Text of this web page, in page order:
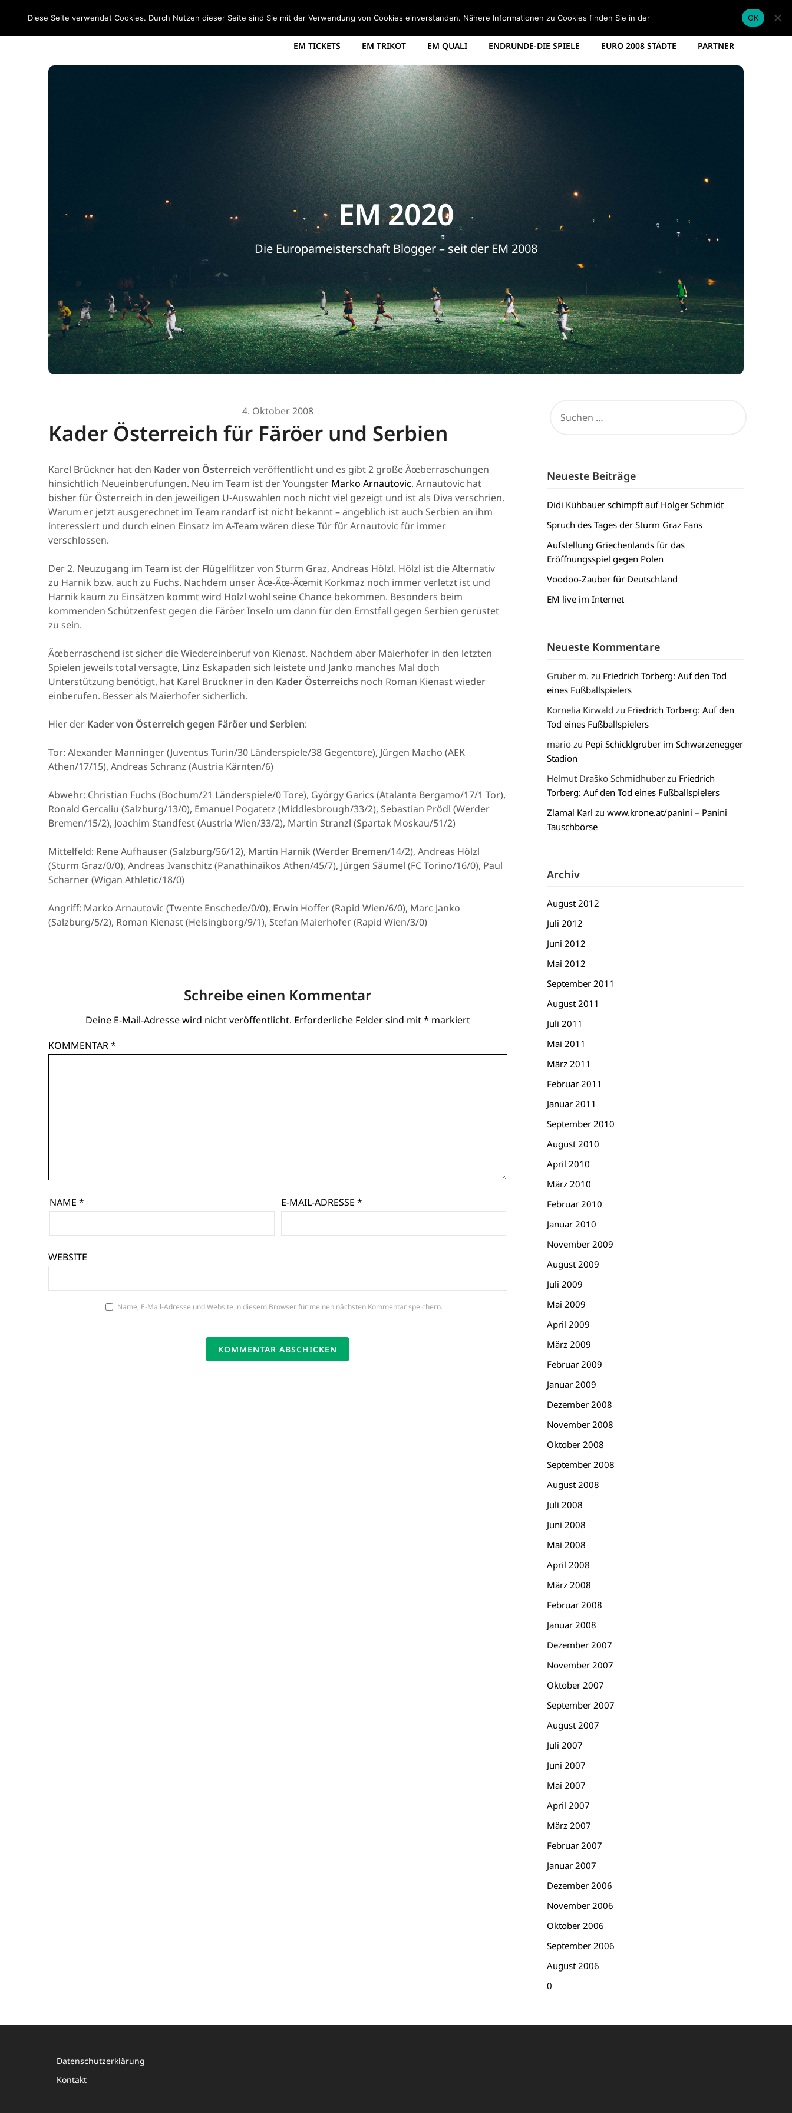
EM 2020 STARTSEITE EM 2008 TABELLE EM 2012 GRUPPEN EM KADER DEUTSCHLAND
EM TICKETS EM TRIKOT EM QUALI ENDRUNDE-DIE SPIELE EURO 2008 STÄDTE PARTNER
EM 2020
Die Europameisterschaft Blogger – seit der EM 2008
4. Oktober 2008
Kader Österreich für Färöer und Serbien
Karel Brückner hat den Kader von Österreich veröffentlicht und es gibt 2 große Ãœberraschungen
hinsichtlich Neueinberufungen. Neu im Team ist der Youngster Marko Arnautovic. Arnautovic hat
bisher für Österreich in den jeweiligen U-Auswahlen noch nicht viel gezeigt und ist als Diva verschrien.
Warum er jetzt ausgerechnet im Team randarf ist nicht bekannt – angeblich ist auch Serbien an ihm
interessiert und durch einen Einsatz im A-Team wären diese Tür für Arnautovic für immer
verschlossen.
Der 2. Neuzugang im Team ist der Flügelflitzer von Sturm Graz, Andreas Hölzl. Hölzl ist die Alternativ
zu Harnik bzw. auch zu Fuchs. Nachdem unser Ãœ-Ãœ-Ãœmit Korkmaz noch immer verletzt ist und
Harnik kaum zu Einsätzen kommt wird Hölzl wohl seine Chance bekommen. Besonders beim
kommenden Schützenfest gegen die Färöer Inseln um dann für den Ernstfall gegen Serbien gerüstet
zu sein.
Ãœberraschend ist sicher die Wiedereinberuf von Kienast. Nachdem aber Maierhofer in den letzten
Spielen jeweils total versagte, Linz Eskapaden sich leistete und Janko manches Mal doch
Unterstützung benötigt, hat Karel Brückner in den Kader Österreichs noch Roman Kienast wieder
einberufen. Besser als Maierhofer sicherlich.
Hier der Kader von Österreich gegen Färöer und Serbien:
Tor: Alexander Manninger (Juventus Turin/30 Länderspiele/38 Gegentore), Jürgen Macho (AEK
Athen/17/15), Andreas Schranz (Austria Kärnten/6)
Abwehr: Christian Fuchs (Bochum/21 Länderspiele/0 Tore), György Garics (Atalanta Bergamo/17/1 Tor),
Ronald Gercaliu (Salzburg/13/0), Emanuel Pogatetz (Middlesbrough/33/2), Sebastian Prödl (Werder
Bremen/15/2), Joachim Standfest (Austria Wien/33/2), Martin Stranzl (Spartak Moskau/51/2)
Mittelfeld: Rene Aufhauser (Salzburg/56/12), Martin Harnik (Werder Bremen/14/2), Andreas Hölzl
(Sturm Graz/0/0), Andreas Ivanschitz (Panathinaikos Athen/45/7), Jürgen Säumel (FC Torino/16/0), Paul
Scharner (Wigan Athletic/18/0)
Angriff: Marko Arnautovic (Twente Enschede/0/0), Erwin Hoffer (Rapid Wien/6/0), Marc Janko
(Salzburg/5/2), Roman Kienast (Helsingborg/9/1), Stefan Maierhofer (Rapid Wien/3/0)
Schreibe einen Kommentar
Deine E-Mail-Adresse wird nicht veröffentlicht. Erforderliche Felder sind mit* markiert
KOMMENTAR*
NAME * E-MAIL-ADRESSE*
WEBSITE
Name, E-Mail-Adresse und Website in diesem Browser für meinen nächsten Kommentar speichern.
NACH:
Neueste Beiträge
Didi Kühbauer schimpft auf Holger Schmidt
Spruch des Tages der Sturm Graz Fans
Aufstellung Griechenlands für das
Eröffnungsspiel gegen Polen
Voodoo-Zauber für Deutschland
EM live im Internet
Neueste Kommentare
Gruber m. zu Friedrich Torberg: Auf den Tod
eines Fußballspielers
Kornelia Kirwald zu Friedrich Torberg: Auf den
Tod eines Fußballspielers
mariozu Pepi Schicklgruber im Schwarzenegger
Stadion
Helmut Draško Schmidhuberzu Friedrich
Torberg: Auf den Tod eines Fußballspielers
Zlamal Karl zu www.krone.at/panini – Panini
Tauschbörse
Archiv
August 2012
Juli 2012
Juni 2012
Mai 2012
September 2011
August 2011
Juli 2011
Mai 2011
März 2011
Februar 2011
Januar 2011
September 2010
August 2010
April 2010
März 2010
Februar 2010
Januar 2010
November 2009
August 2009
Juli 2009
Mai 2009
April 2009
März 2009
Februar 2009
Januar 2009
Dezember 2008
November 2008
Oktober 2008
September 2008
August 2008
Juli 2008
Juni 2008
Mai 2008
April 2008
März 2008
Februar 2008
Januar 2008
Dezember 2007
November 2007
Oktober 2007
September 2007
August 2007
Juli 2007
Juni 2007
Mai 2007
April 2007
März 2007
Februar 2007
Januar 2007
Dezember 2006
November 2006
Oktober 2006
September 2006
August 2006
0
Datenschutzerklärung
Kontakt
Diese Seite verwendet Cookies. Durch Nutzen dieser Seite sind Sie mit der Verwendung von Cookies einverstanden. Nähere Informationen zu Cookies finden Sie in der OK